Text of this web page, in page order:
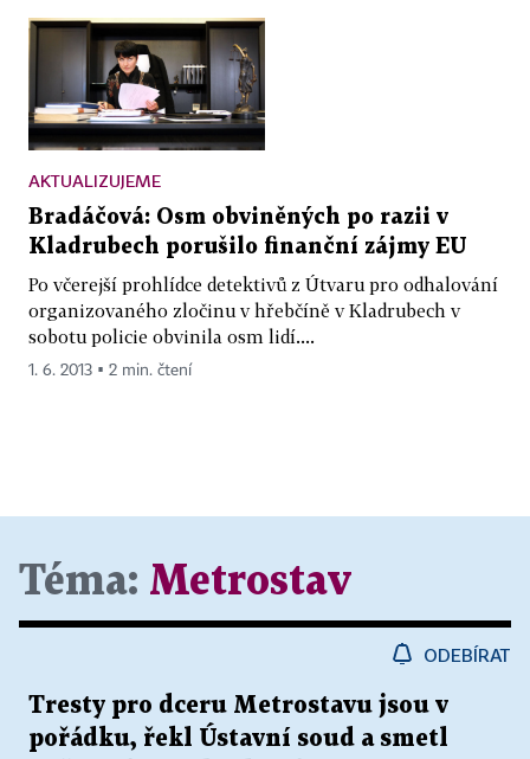
AKTUALIZUJEME
Bradáčová: Osm obviněných po razii v
Kladrubech porušilo finanční zájmy EU
Po včerejší prohlídce detektivů z Útvaru pro odhalování
organizovaného zločinu v hřebčíně v Kladrubech v
sobotu policie obvinila osm lidí....
1. 6. 2013 ▪ 2 min. čtení
Téma: Metrostav
ODEBÍRAT
Tresty pro dceru Metrostavu jsou v
pořádku, řekl Ústavní soud a smetl